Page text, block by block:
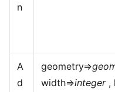
n
A
d
geometry=>
width=>integer,